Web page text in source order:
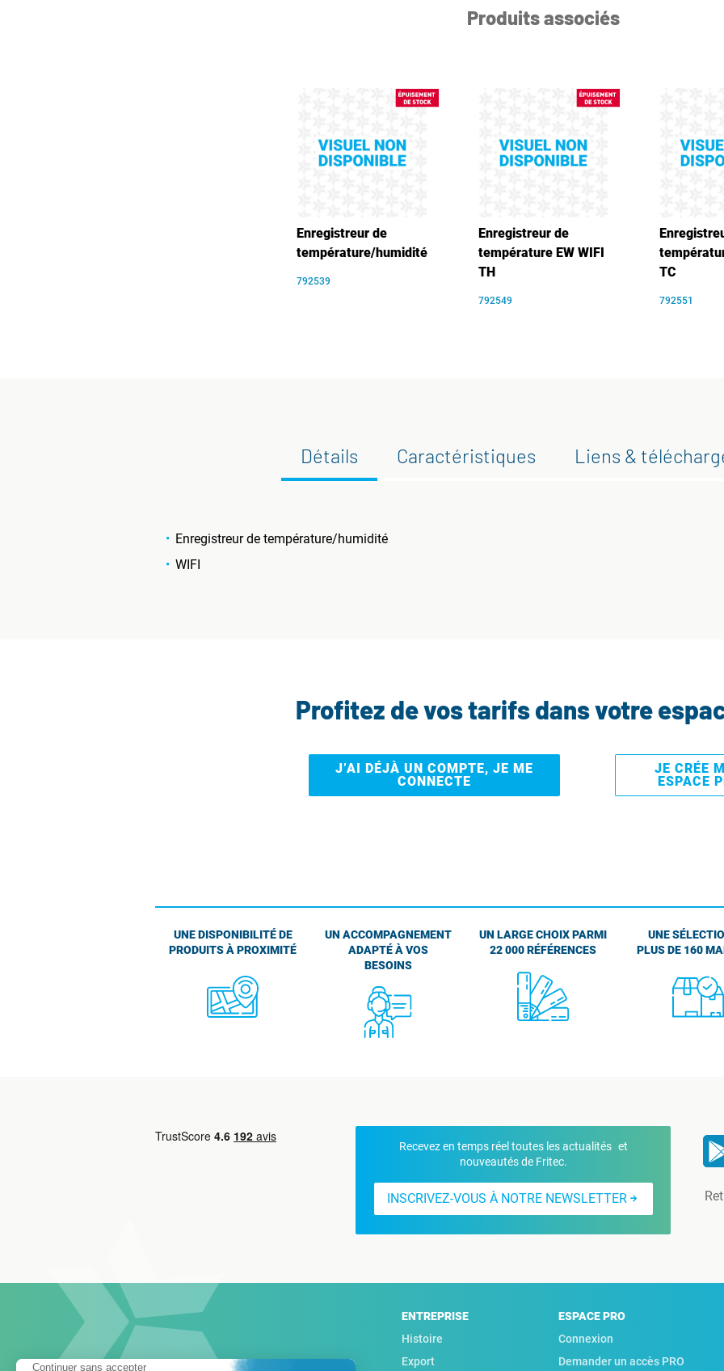
Produits associés
Enregistreur de
température/humidité
792539
Enregistreur de
température EW WIFI
TH
792549
TC
792551
Détails Caractéristiques Liens &
Enregistreur de température/humidité
WIFI
Profitez de vos tarifs dans votre
J’AI DÉJÀ UN COMPTE, JE ME
CONNECTE
JE CRÉE
ESPACE
UNE DISPONIBILITÉ DE
PRODUITS À PROXIMITÉ
UN ACCOMPAGNEMENT
ADAPTÉ À VOS
BESOINS
UN LARGE CHOIX PARMI
22 000 RÉFÉRENCES
UNE
PLUS DE 160
Recevez en temps réel toutes les actualités et
nouveautés de Fritec.
INSCRIVEZ-VOUS À NOTRE NEWSLETTER
ENTREPRISE
Histoire
Export
ESPACE PRO
Connexion
Demander un accès PRO